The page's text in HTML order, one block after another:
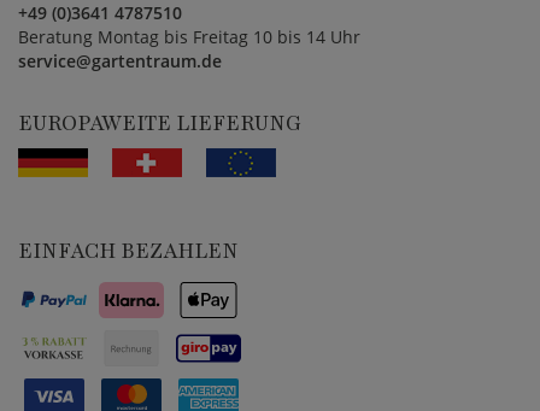
+49 (0)3641 4787510
Beratung Montag bis Freitag 10 bis 14 Uhr
service@gartentraum.de
EUROPAWEITE LIEFERUNG
EINFACH BEZAHLEN